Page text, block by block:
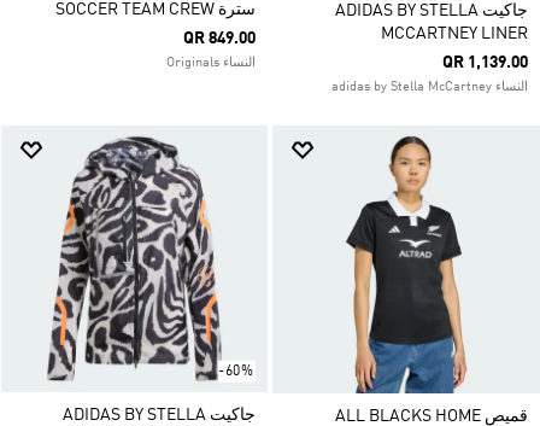
جاكيت ADIDAS BY STELLA
MCCARTNEY LINER
QR 1,139.00
النساء adidas by Stella McCartney
سترة SOCCER TEAM CREW
QR 849.00
النساء Originals
قميص ALL BLACKS HOME
-60%
جاكيت ADIDAS BY STELLA